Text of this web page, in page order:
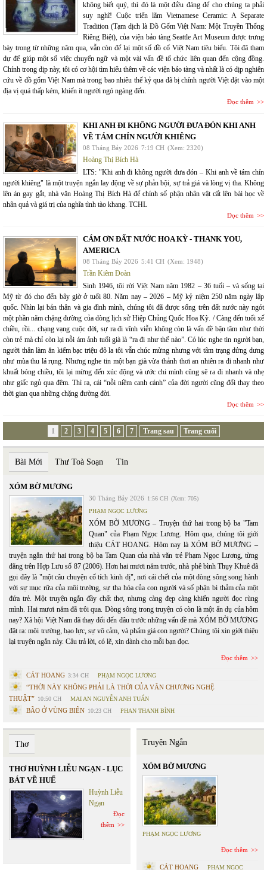
không biết quý, thì đó là một điều đáng để cho chúng ta phải
suy nghĩ! Cuộc triển lãm Vietnamese Ceramic: A Separate
Tradition (Tạm dịch là Đồ Gốm Việt Nam: Một Truyền Thống
Riêng Biệt), của viện bảo tàng Seattle Art Museum được trưng
bày trong từ những năm qua, vẫn còn để lại một số đồ cổ Việt Nam tiêu biểu. Tôi đã tham
dự để giúp một số việc chuyển ngữ và một vài vấn đề tổ chức liên quan đến cộng đồng.
Chính trong dịp này, tôi có cơ hội tìm hiểu thêm về các viện bảo tàng và nhất là có dịp nghiên
cứu về đồ gốm Việt Nam mà trong bao nhiêu thế kỷ qua đã bị chính người Việt đặt vào một
địa vị quá thấp kém, khiến ít người ngó ngàng đến.
Đọc thêm
KHI ANH ĐI KHÔNG NGƯỜI ĐƯA ĐÓN KHI ANH
VỀ TÁM CHÍN NGƯỜI KHIÊNG
08 Tháng Bảy 2026 7:19 CH (Xem: 2320)
Hoàng Thị Bích Hà
LTS: "Khi anh đi không người đưa đón – Khi anh về tám chín
người khiêng" là một truyện ngắn lay động về sự phản bội, sự trả giá và lòng vị tha. Không
lên án gay gắt, nhà văn Hoàng Thị Bích Hà để chính số phận nhân vật cất lên bài học về
nhân quả và giá trị của nghĩa tình tào khang. TCHL
Đọc thêm
CÁM ƠN ĐẤT NƯỚC HOA KỲ - THANK YOU,
AMERICA
08 Tháng Bảy 2026 5:41 CH (Xem: 1948)
Trần Kiêm Đoàn
Sinh 1946, tôi rời Việt Nam năm 1982 – 36 tuổi – và sống tại
Mỹ từ đó cho đến bây giờ ở tuổi 80. Năm nay – 2026 – Mỹ kỷ niệm 250 năm ngày lập
quốc. Nhìn lại bản thân và gia đình mình, chúng tôi đã được sống trên đất nước này ngót
một phần năm chặng đường của dòng lịch sử Hiệp Chủng Quốc Hoa Kỳ. / Càng đến tuổi xế
chiều, rồi... chạng vạng cuộc đời, sự ra đi vĩnh viễn không còn là vấn đề bận tâm như thời
còn trẻ mà chỉ còn lại nỗi ám ảnh tuổi già là “ra đi như thế nào”. Có lúc nghe tin người bạn,
người thân làm ăn kiếm bạc triệu đô la tôi vẫn chúc mừng nhưng với tâm trạng dửng dưng
như mùa thu lá rụng. Nhưng nghe tin một bạn già vừa thảnh thơi an nhiên ra đi nhanh như
khuất bóng chiều, tôi lại mừng đến xúc động và ước chi mình cũng sẽ ra đi nhanh và nhẹ
như giấc ngủ qua đêm. Thì ra, cái “nỗi niềm canh cánh” của đời người cũng đổi thay theo
thời gian qua những chặng đường đời.
Đọc thêm
1 2 3 4 5 6 7 Trang sau Trang cuối
Bài Mới Thư Toà Soạn Tin
XÓM BỜ MƯƠNG
30 Tháng Bảy 2026 1:56 CH (Xem: 705)
PHẠM NGỌC LƯƠNG
XÓM BỜ MƯƠNG – Truyện thứ hai trong bộ ba "Tam
Quan" của Phạm Ngọc Lương. Hôm qua, chúng tôi giới
thiệu CÁT HOANG. Hôm nay là XÓM BỜ MƯƠNG –
truyện ngắn thứ hai trong bộ ba Tam Quan của nhà văn trẻ Phạm Ngọc Lương, từng
đăng trên Hợp Lưu số 87 (2006). Hơn hai mươi năm trước, nhà phê bình Thụy Khuê đã
gọi đây là "một câu chuyện cổ tích kinh dị", nơi cái chết của một dòng sông song hành
với sự mục rữa của môi trường, sự tha hóa của con người và số phận bi thảm của một
đứa trẻ. Một truyện ngắn đầy chất thơ, nhưng càng đẹp càng khiến người đọc rùng
mình. Hai mươi năm đã trôi qua. Dòng sông trong truyện có còn là một ẩn dụ của hôm
nay? Xã hội Việt Nam đã thay đổi đến đâu trước những vấn đề mà XÓM BỜ MƯƠNG
đặt ra: môi trường, bạo lực, sự vô cảm, và phẩm giá con người? Chúng tôi xin giới thiệu
lại truyện ngắn này. Câu trả lời, có lẽ, xin dành cho mỗi bạn đọc.
Đọc thêm
CÁT HOANG 3:34 CH PHẠM NGỌC LƯƠNG
“THỜI NÀY KHÔNG PHẢI LÀ THỜI CỦA VĂN CHƯƠNG NGHỆ
THUẬT” 10:50 CH MAI AN NGUYỄN ANH TUẤN
BÃO Ở VÙNG BIÊN 10:23 CH PHAN THANH BÌNH
Thơ
THƠ HUỲNH LIỄU NGẠN - LỤC
BÁT VỀ HUẾ
Huỳnh Liễu
Ngạn
Đọc
thêm
Truyện Ngắn
XÓM BỜ MƯƠNG
PHẠM NGỌC LƯƠNG
Đọc thêm
CÁT HOANG PHẠM NGỌC